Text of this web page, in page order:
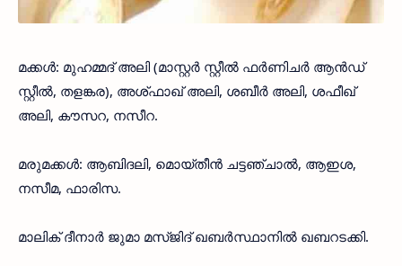
മക്കൾ: മുഹമ്മദ് അലി (മാസ്റ്റർ സ്റ്റീൽ ഫർണിചർ ആൻഡ്
സ്റ്റീൽ, തളങ്കര), അശ്ഫാഖ്‌ അലി, ശബീർ അലി, ശഫീഖ്
അലി, കൗസറ, നസീറ.
മരുമക്കൾ: ആബിദലി, മൊയ്‌തീൻ ചട്ടഞ്ചാൽ, ആഇശ,
നസീമ, ഫാരിസ.
മാലിക് ദീനാർ ജുമാ മസ്‌ജിദ്‌ ഖബർസ്ഥാനിൽ ഖബറടക്കി.